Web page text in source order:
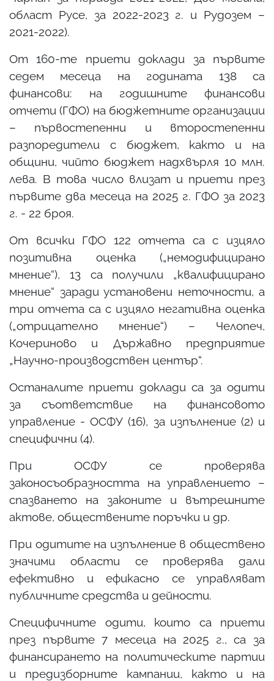
област Русе, за 2022-2023 г. и Рудозем –
2021-2022).
От 160-те приети доклади за първите
седем месеца на годината 138 са
финансови: на годишните финансови
отчети (ГФО) на бюджетните организации
– първостепенни и второстепенни
разпоредители с бюджет, както и на
общини, чийто бюджет надхвърля 10 млн.
лева. В това число влизат и приети през
първите два месеца на 2025 г. ГФО за 2023
г. - 22 броя.
От всички ГФО 122 отчета са с изцяло
позитивна оценка („немодифицирано
мнение“), 13 са получили „квалифицирано
мнение“ заради установени неточности, а
три отчета са с изцяло негативна оценка
(„отрицателно мнение“) – Челопеч,
Кочериново и Държавно предприятие
„Научно-производствен център“.
Останалите приети доклади са за одити
за съответствие на финансовото
управление - ОСФУ (16), за изпълнение (2) и
специфични (4).
При ОСФУ се проверява
законосъобразността на управлението –
спазването на законите и вътрешните
актове, обществените поръчки и др.
При одитите на изпълнение в обществено
значими области се проверява дали
ефективно и ефикасно се управляват
публичните средства и дейности.
Специфичните одити, които са приети
през първите 7 месеца на 2025 г., са за
финансирането на политическите партии
и предизборните кампании, както и на